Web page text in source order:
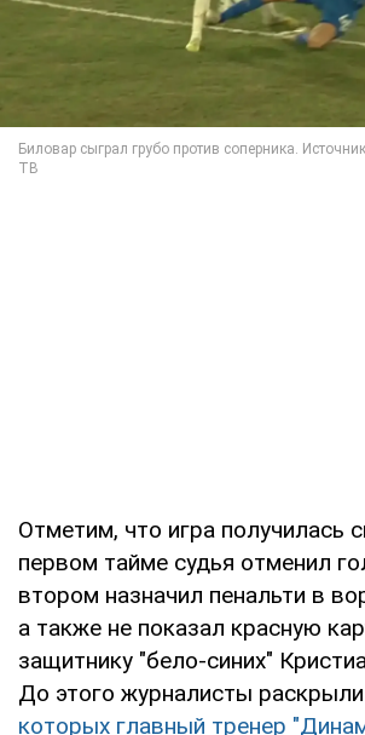
Отметим, что игра получилась
первом тайме судья отменил
втором назначил пенальти в
а также не показал красную
защитнику "бело-синих"
До этого журналисты раскрыли
которых главный тренер